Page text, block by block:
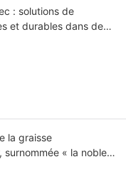
: solutions de
et durables dans des
la graisse
surnommée « la noble